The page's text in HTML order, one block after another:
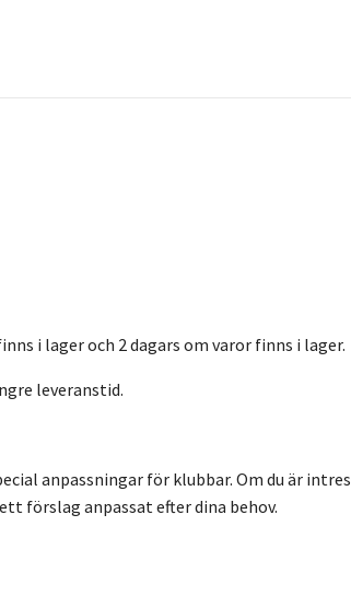
i lager och 2 dagars om varor finns i lager.
leveranstid.
anpassningar för klubbar. Om du är
förslag anpassat efter dina behov.